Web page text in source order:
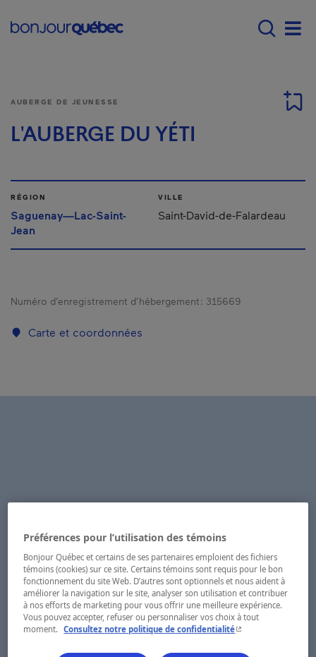
Main navigation -
AUBERGE DE JEUNESSE
L'AUBERGE DU YÉTI
RÉGION
Saguenay—Lac-Saint-
Jean
VILLE
Saint-David-de-Falardeau
Numéro d’enregistrement d’hébergement : 315669
Carte et coordonnées
Préférences pour l’utilisation des témoins
Bonjour Québec et certains de ses partenaires emploient des fichiers
témoins (cookies) sur ce site. Certains témoins sont requis pour le bon
fonctionnement du site Web. D’autres sont optionnels et nous aident à
améliorer la navigation sur le site, analyser son utilisation et contribuer
à nos efforts de marketing pour vous offrir une meilleure expérience.
Vous pouvez accepter, refuser ou personnaliser vos choix à tout
moment. Consultez notre politique de confidentialité- Cet hyperlien